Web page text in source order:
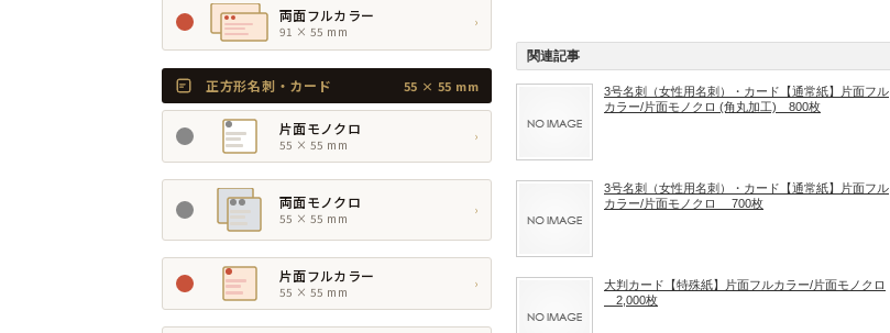
関連記事
3号名刺（女性用名刺）・カード【通常紙】片面フル
カラー/片面モノクロ (角丸加工) 800枚
3号名刺（女性用名刺）・カード【通常紙】片面フル
カラー/片面モノクロ 700枚
大判カード【特殊紙】片面フルカラー/片面モノクロ
2,000枚
両面フルカラー
91 × 55 mm
›
正方形名刺・カード 55 × 55 mm
片面モノクロ
55 × 55 mm
›
両面モノクロ
55 × 55 mm
›
片面フルカラー
55 × 55 mm
›